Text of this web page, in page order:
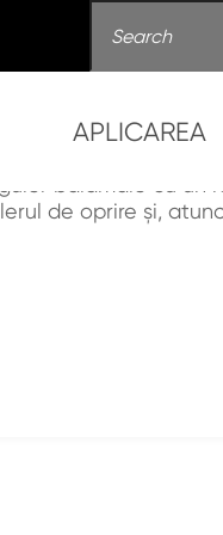
APLICAREA
Șurub
balamale cu un
de oprire și,